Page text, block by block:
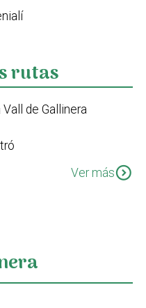
rutas
de Gallinera
Ver másexpand_circle_down